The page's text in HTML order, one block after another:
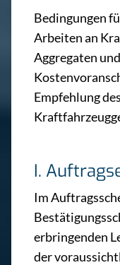
Bedingungen
Arbeiten an
Aggregaten
Empfehlung
I.
Im
erbringenden
der